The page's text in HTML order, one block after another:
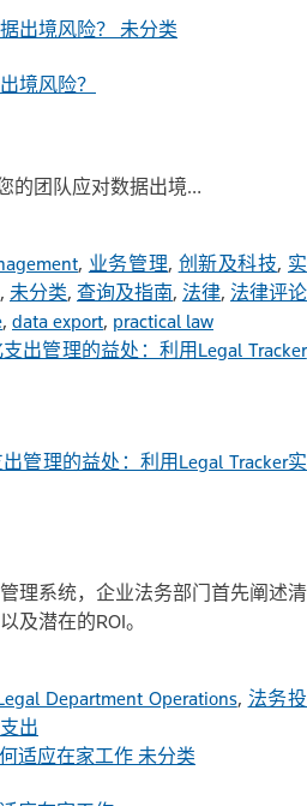
未分类
境风险？
的团队应对数据出境…
, 业务管理, 创新及科技, 实
, 未分类, 查询及指南, 法律, 法律评论
, data export, practical law
管理的益处：利用Legal Tracker实
理系统，企业法务部门首先阐述清
及潜在的ROI。
Department Operations, 法务投
出
未分类